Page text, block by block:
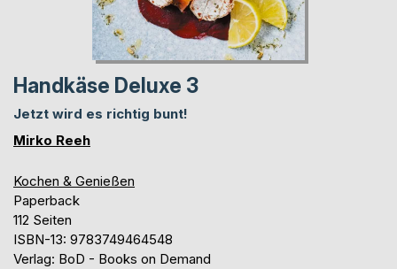
Handkäse Deluxe 3
Jetzt wird es richtig bunt!
Mirko Reeh
Kochen & Genießen
Paperback
112 Seiten
ISBN-13: 9783749464548
Verlag: BoD - Books on Demand